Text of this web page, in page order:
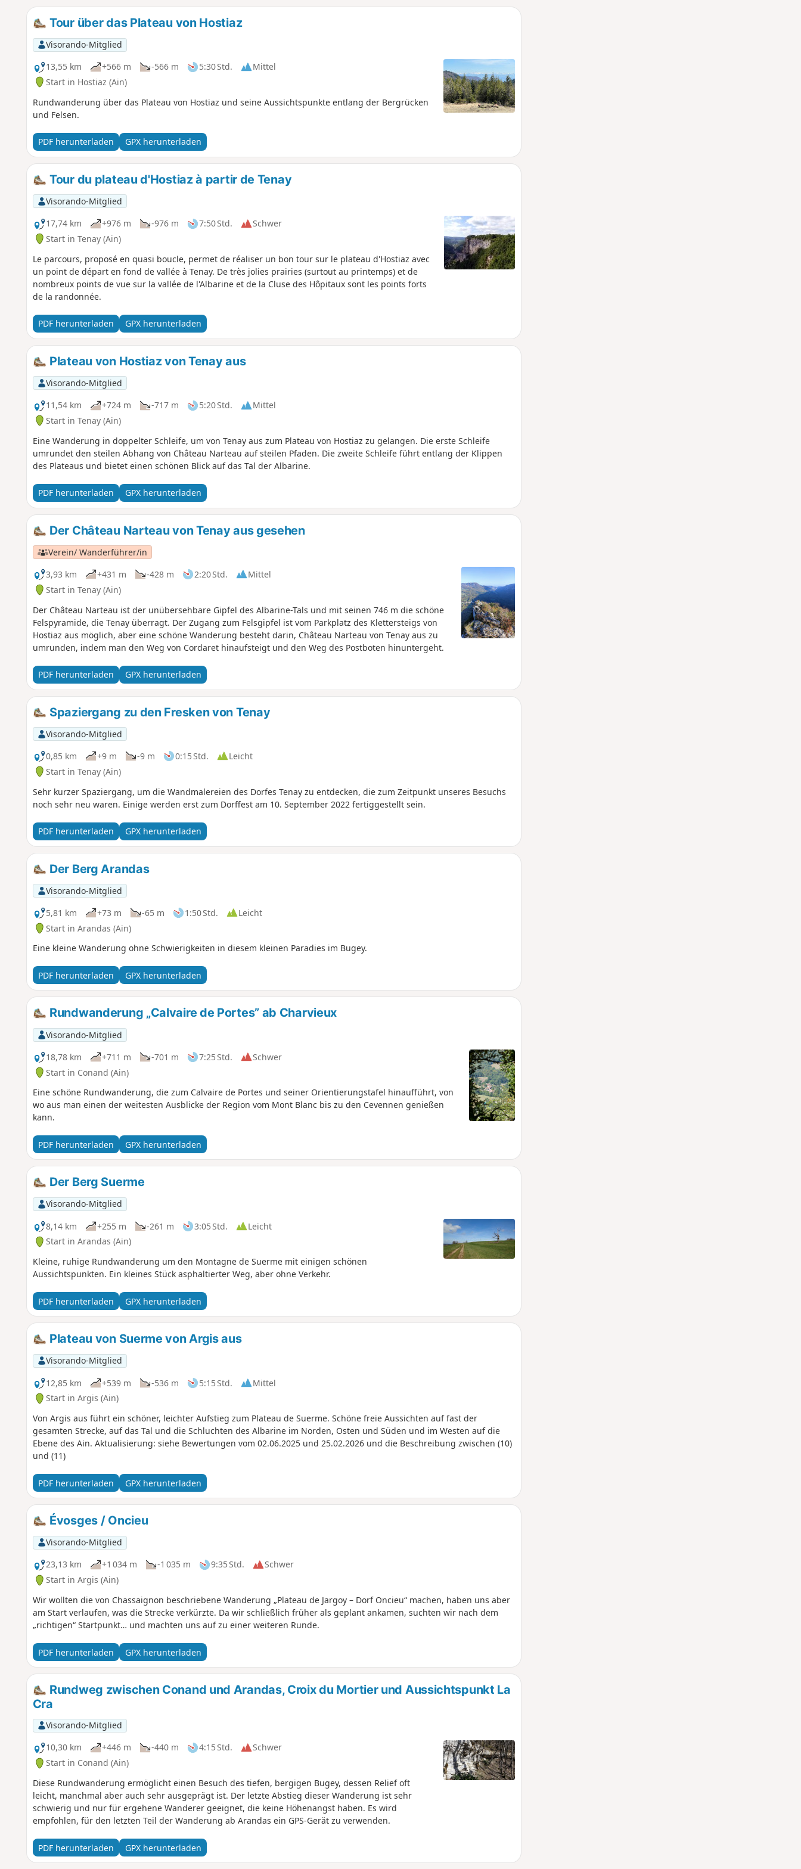
Tour über das Plateau von Hostiaz
Visorando-Mitglied
13,55 km
+566 m -566 m 5:30 Std.
Mittel
Start in Hostiaz (Ain)
Rundwanderung über das Plateau von Hostiaz und seine Aussichtspunkte entlang der Bergrücken
und Felsen.
PDF herunterladen GPX herunterladen
Tour du plateau d'Hostiaz à partir de Tenay
Visorando-Mitglied
17,74 km
+976 m -976 m 7:50 Std.
Schwer
Start in Tenay (Ain)
Le parcours, proposé en quasi boucle, permet de réaliser un bon tour sur le plateau d'Hostiaz avec
un point de départ en fond de vallée à Tenay. De très jolies prairies (surtout au printemps) et de
nombreux points de vue sur la vallée de l'Albarine et de la Cluse des Hôpitaux sont les points forts
de la randonnée.
PDF herunterladen GPX herunterladen
Plateau von Hostiaz von Tenay aus
Visorando-Mitglied
11,54 km
+724 m -717 m 5:20 Std.
Mittel
Start in Tenay (Ain)
Eine Wanderung in doppelter Schleife, um von Tenay aus zum Plateau von Hostiaz zu gelangen. Die erste Schleife
umrundet den steilen Abhang von Château Narteau auf steilen Pfaden. Die zweite Schleife führt entlang der Klippen
des Plateaus und bietet einen schönen Blick auf das Tal der Albarine.
PDF herunterladen GPX herunterladen
Der Château Narteau von Tenay aus gesehen
Verein/ Wanderführer/in
3,93 km
+431 m -428 m 2:20 Std.
Mittel
Start in Tenay (Ain)
Der Château Narteau ist der unübersehbare Gipfel des Albarine-Tals und mit seinen 746 m die schöne
Felspyramide, die Tenay überragt. Der Zugang zum Felsgipfel ist vom Parkplatz des Klettersteigs von
Hostiaz aus möglich, aber eine schöne Wanderung besteht darin, Château Narteau von Tenay aus zu
umrunden, indem man den Weg von Cordaret hinaufsteigt und den Weg des Postboten hinuntergeht.
PDF herunterladen GPX herunterladen
Spaziergang zu den Fresken von Tenay
Visorando-Mitglied
0,85 km
+9 m -9 m 0:15 Std.
Leicht
Start in Tenay (Ain)
Sehr kurzer Spaziergang, um die Wandmalereien des Dorfes Tenay zu entdecken, die zum Zeitpunkt unseres Besuchs
noch sehr neu waren. Einige werden erst zum Dorffest am 10. September 2022 fertiggestellt sein.
PDF herunterladen GPX herunterladen
Der Berg Arandas
Visorando-Mitglied
5,81 km
+73 m -65 m 1:50 Std.
Leicht
Start in Arandas (Ain)
Eine kleine Wanderung ohne Schwierigkeiten in diesem kleinen Paradies im Bugey.
PDF herunterladen GPX herunterladen
Rundwanderung „Calvaire de Portes” ab Charvieux
Visorando-Mitglied
18,78 km
+711 m -701 m 7:25 Std.
Schwer
Start in Conand (Ain)
Eine schöne Rundwanderung, die zum Calvaire de Portes und seiner Orientierungstafel hinaufführt, von
wo aus man einen der weitesten Ausblicke der Region vom Mont Blanc bis zu den Cevennen genießen
kann.
PDF herunterladen GPX herunterladen
Der Berg Suerme
Visorando-Mitglied
8,14 km
+255 m -261 m 3:05 Std.
Leicht
Start in Arandas (Ain)
Kleine, ruhige Rundwanderung um den Montagne de Suerme mit einigen schönen
Aussichtspunkten. Ein kleines Stück asphaltierter Weg, aber ohne Verkehr.
PDF herunterladen GPX herunterladen
Plateau von Suerme von Argis aus
Visorando-Mitglied
12,85 km
+539 m -536 m 5:15 Std.
Mittel
Start in Argis (Ain)
Von Argis aus führt ein schöner, leichter Aufstieg zum Plateau de Suerme. Schöne freie Aussichten auf fast der
gesamten Strecke, auf das Tal und die Schluchten des Albarine im Norden, Osten und Süden und im Westen auf die
Ebene des Ain. Aktualisierung: siehe Bewertungen vom 02.06.2025 und 25.02.2026 und die Beschreibung zwischen (10)
und (11)
PDF herunterladen GPX herunterladen
Évosges / Oncieu
Visorando-Mitglied
23,13 km
+1 034 m -1 035 m 9:35 Std.
Schwer
Start in Argis (Ain)
Wir wollten die von Chassaignon beschriebene Wanderung „Plateau de Jargoy – Dorf Oncieu“ machen, haben uns aber
am Start verlaufen, was die Strecke verkürzte. Da wir schließlich früher als geplant ankamen, suchten wir nach dem
„richtigen“ Startpunkt… und machten uns auf zu einer weiteren Runde.
PDF herunterladen GPX herunterladen
Rundweg zwischen Conand und Arandas, Croix du Mortier und Aussichtspunkt La
Cra
Visorando-Mitglied
10,30 km
+446 m -440 m 4:15 Std.
Schwer
Start in Conand (Ain)
Diese Rundwanderung ermöglicht einen Besuch des tiefen, bergigen Bugey, dessen Relief oft
leicht, manchmal aber auch sehr ausgeprägt ist. Der letzte Abstieg dieser Wanderung ist sehr
schwierig und nur für ergehene Wanderer geeignet, die keine Höhenangst haben. Es wird
empfohlen, für den letzten Teil der Wanderung ab Arandas ein GPS-Gerät zu verwenden.
PDF herunterladen GPX herunterladen